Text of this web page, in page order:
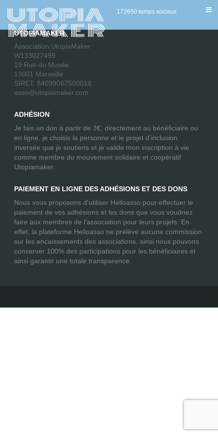
172650 temps sociaux
UTOPIAMAKER
Association UtopiaMaker
W133027499
19 Rue du Musée
13001 Marseille
SIRET: 84099067500018
asso@utopiamaker.com
ADHÉSION
Je fais un don à partir de 3€, directement au bénéficiaire ou
en ligne. je choisis la personne et le projet d'inclusion
inversée que je soutiens et je valide mon inscription à vie
comme membre du mouvement solidaire et coopératif
Utopiamaker.
PAIEMENT EN LIGNE DES ADHÉSIONS ET DES DONS
Nous vous proposons d'utiliser Helloasso pour effectuer le
paiement de vos adhésions et les dons que vous voudriez
faire aux membres de l'association pour leurs projets. En
effet, la plateforme Helloasso ne prélève aucune commission
sur les encaissements des associations, ainsi nous pouvons
conserver 100% des participations pour les bénéficiaires et
ainsi garantir une totale transparence.